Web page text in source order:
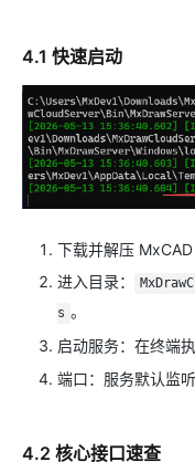
4.1 快速启动
下载并解压 MxCAD
进入目录：
s 。
启动服务：在终端
端口：服务默认监听
4.2 核心接口速查